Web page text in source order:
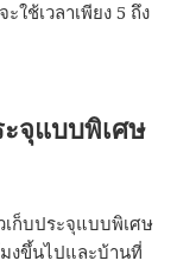
ใช้เวลาเพียง 5 ถึง
จุแบบพิเศษ
เก็บประจุแบบพิเศษ
งขึ้นไปและบ้านที่